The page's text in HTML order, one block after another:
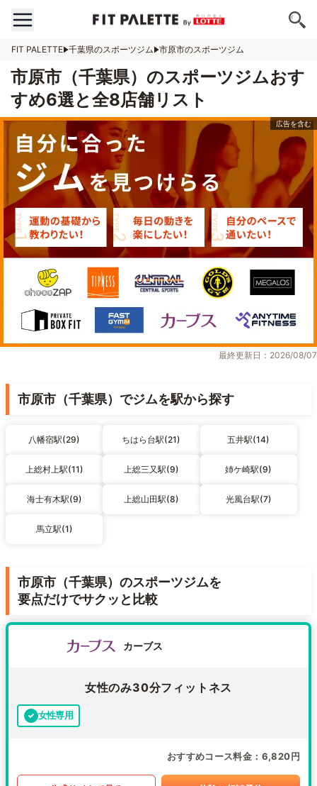
FIT PALETTE 千葉県のスポーツジム 市原市のスポーツジム
市原市（千葉県）のスポーツジムおす
すめ6選と全8店舗リスト
最終更新日：2026/08/07
市原市（千葉県）でジムを駅から探す
八幡宿駅(29) ちはら台駅(21) 五井駅(14)
上総村上駅(11) 上総三又駅(9) 姉ケ崎駅(9)
海士有木駅(9) 上総山田駅(8) 光風台駅(7)
馬立駅(1)
市原市（千葉県）のスポーツジムを
要点だけでサクッと比較
カーブス
女性のみ30分フィットネス
女性専用
おすすめコース料金 6,820円